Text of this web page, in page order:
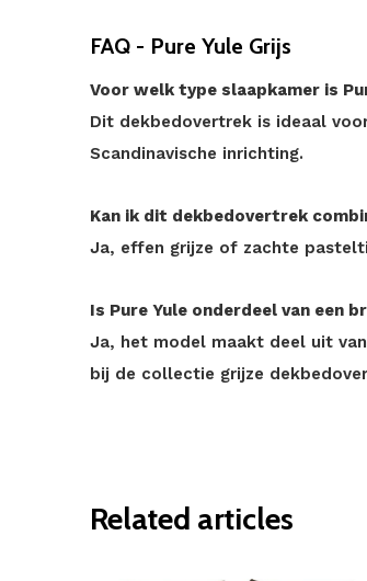
FAQ - Pure Yule Grijs
Voor welk type slaapkamer is
Dit dekbedovertrek is ideaal
Scandinavische inrichting.
Kan ik dit dekbedovertrek
Ja, effen grijze of zachte
Is Pure Yule onderdeel van een
Ja, het model maakt deel uit
bij de collectie grijze
Related articles